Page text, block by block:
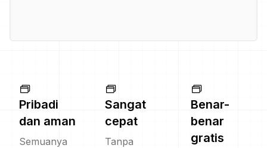
Pribadi
dan aman
Semuanya
Sangat
cepat
Tanpa
Benar-
benar
gratis